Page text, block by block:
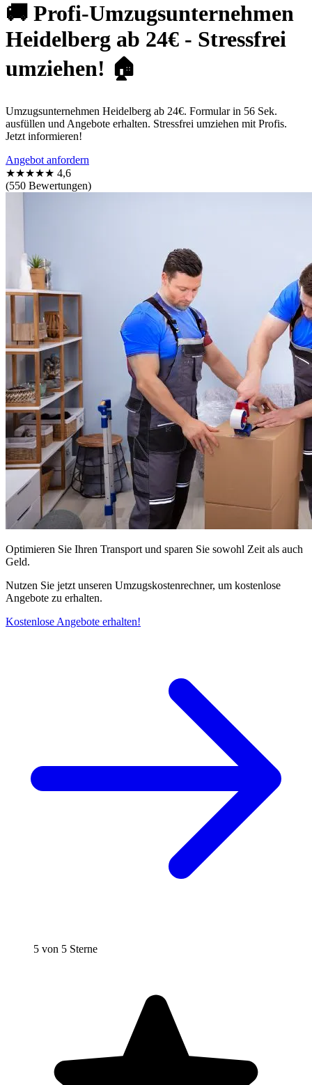
🚚 Profi-Umzugsunternehmen
Heidelberg ab 24€ - Stressfrei
umziehen! 🏠
Umzugsunternehmen Heidelberg ab 24€. Formular in 56 Sek.
ausfüllen und Angebote erhalten. Stressfrei umziehen mit Profis.
Jetzt informieren!
Angebot anfordern
★★★★★ 4,6
(550 Bewertungen)
Optimieren Sie Ihren Transport und sparen Sie sowohl Zeit als auch
Geld.
Nutzen Sie jetzt unseren Umzugskostenrechner, um kostenlose
Angebote zu erhalten.
Kostenlose Angebote erhalten!
5 von 5 Sterne